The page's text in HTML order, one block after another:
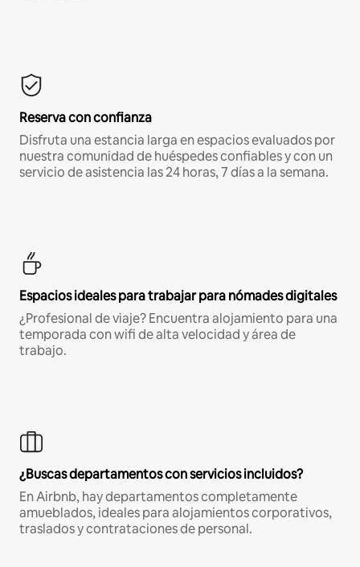
Reserva con confianza
Disfruta una estancia larga en espacios evaluados por
nuestra comunidad de huéspedes confiables y con un
servicio de asistencia las 24 horas, 7 días a la semana.
Espacios ideales para trabajar para nómades digitales
¿Profesional de viaje? Encuentra alojamiento para una
temporada con wifi de alta velocidad y área de
trabajo.
¿Buscas departamentos con servicios incluidos?
En Airbnb, hay departamentos completamente
amueblados, ideales para alojamientos corporativos,
traslados y contrataciones de personal.